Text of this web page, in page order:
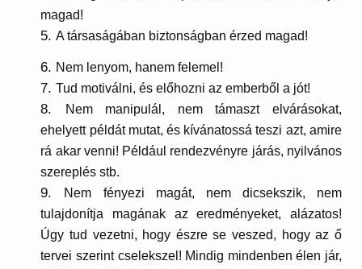
magad!
A társaságában biztonságban érzed magad!
Nem lenyom, hanem felemel!
Tud motiválni, és előhozni az emberből a jót!
Nem manipulál, nem támaszt elvárásokat,
ehelyett példát mutat, és kívánatossá teszi azt, amire
rá akar venni! Például rendezvényre járás, nyilvános
szereplés stb.
Nem fényezi magát, nem dicsekszik, nem
tulajdonítja magának az eredményeket, alázatos!
Úgy tud vezetni, hogy észre se veszed, hogy az ő
tervei szerint cselekszel! Mindig mindenben élen jár,